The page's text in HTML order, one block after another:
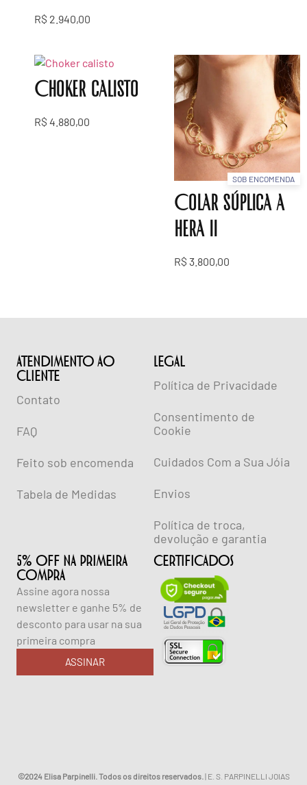
R$ 2.940,00
Choker calisto
R$ 4.880,00
SOB ENCOMENDA
Colar súplica a
hera ii
R$ 3.800,00
ATENDIMENTO AO
CLIENTE
Contato
FAQ
Feito sob encomenda
Tabela de Medidas
lEGAL
Política de Privacidade
Consentimento de
Cookie
Cuidados Com a Sua Jóia
Envios
Política de troca,
devolução e garantia
5% OFF NA PRIMEIRA
COMPRA
Assine agora nossa
newsletter e ganhe 5% de
desconto para usar na sua
primeira compra
ASSINAR
CERTIFICADOS
©2024 Elisa Parpinelli. Todos os direitos reservados. | E. S. PARPINELLI JOIAS